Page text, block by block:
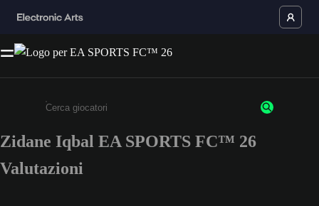
Inserisci un minimo di 3 caratteri o numeri.
Zidane Iqbal EA SPORTS FC™ 26
Valutazioni